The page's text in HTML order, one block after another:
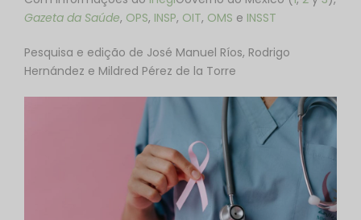
Gazeta da Saúde, OPS, INSP, OIT, OMS e INSST
Pesquisa e edição de José Manuel Ríos, Rodrigo
Hernández e Mildred Pérez de la Torre